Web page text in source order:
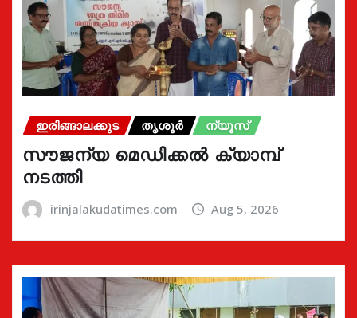
ഇരിങ്ങാലക്കുട തൃശൂർ ന്യൂസ്
സൗജന്യ മെഡിക്കൽ ക്യാമ്പ്
നടത്തി
irinjalakudatimes.com Aug 5, 2026